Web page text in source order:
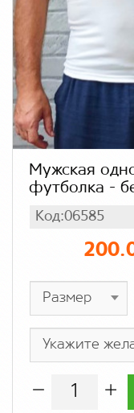
Мужская
футболка -
красный,
трикотаж
Код:06585